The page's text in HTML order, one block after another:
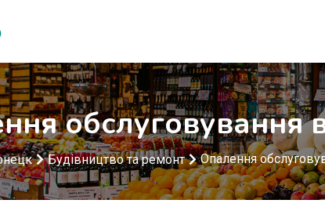
обслуговування
Будівництво та ремонт Опалення